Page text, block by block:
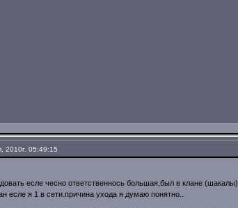
2010г. 05:49:15
есле чесно ответственнось большая,был в клане
есле я 1 в сети.причина ухода я думаю понятно..